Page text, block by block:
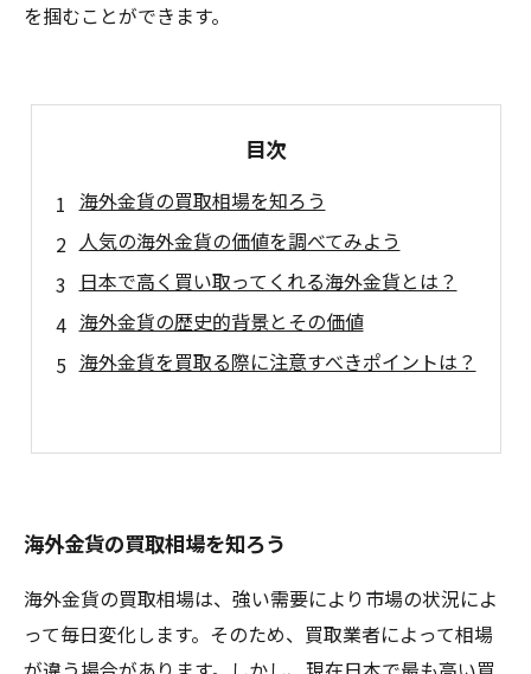
を掴むことができます。
目次
海外金貨の買取相場を知ろう
人気の海外金貨の価値を調べてみよう
日本で高く買い取ってくれる海外金貨とは？
海外金貨の歴史的背景とその価値
海外金貨を買取る際に注意すべきポイントは？
海外金貨の買取相場を知ろう
海外金貨の買取相場は、強い需要により市場の状況によ
って毎日変化します。そのため、買取業者によって相場